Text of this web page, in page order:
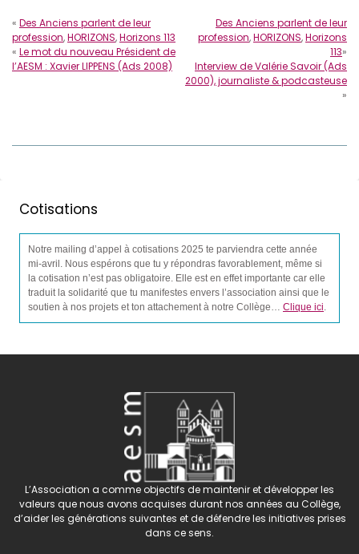
« Des Anciens parlent de leur
profession,HORIZONS,Horizons 113
« Le mot du nouveau Président de
l’AESM : Xavier LIPPENS (Ads 2008)
Des Anciens parlent de leur
profession,HORIZONS,Horizons
113»
Interview de Valérie Savoir (Ads
2000), journaliste & podcasteuse
»
Cotisations
Notre mailing d’appel à cotisations 2025 te parviendra cette année
mi-avril. Nous espérons que tu y répondras favorablement, même si
la cotisation n’est pas obligatoire. Elle est en effet importante car elle
traduit la solidarité que tu manifestes envers l’association ainsi que le
soutien à nos projets et ton attachement à notre Collège… Clique ici
L’Association a comme objectifs de maintenir et développer les
valeurs que nous avons acquises durant nos années au Collège,
d’aider les générations suivantes et de défendre les initiatives prises
dans ce sens.